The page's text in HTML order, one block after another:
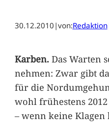
30.12.2010 |von:Redaktion
Karben.Das Warten
nehmen: Zwar gibt
für die
wohl frühestens
– wenn keine Klagen